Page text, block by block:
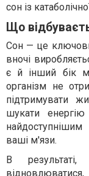
сон із
Що
Сон — це
вночі
є й інший бік
організм не
підтримувати
шукати
ваші м'язи.
В